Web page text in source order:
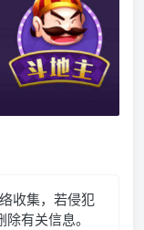
收集，若侵犯
有关信息。